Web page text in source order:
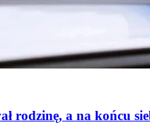
rodzinę, a na końcu